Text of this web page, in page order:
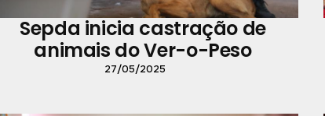
Sepda inicia castração de
animais do Ver-o-Peso
27/05/2025